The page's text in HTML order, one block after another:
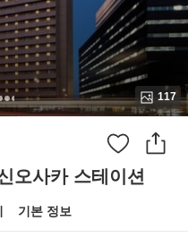
117
오사카 스테이션
기본 정보